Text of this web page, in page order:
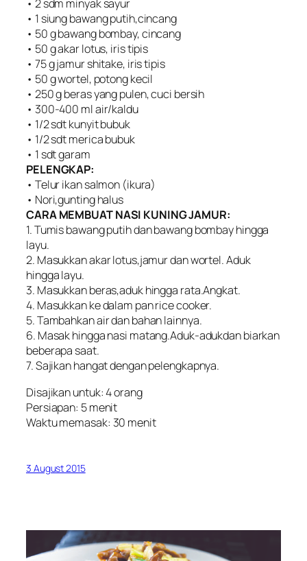
• 2 sdm minyak sayur
• 1 siung bawang putih,cincang
• 50 g bawang bombay, cincang
• 50 g akar lotus, iris tipis
• 75 g jamur shitake, iris tipis
• 50 g wortel, potong kecil
• 250 g beras yang pulen, cuci bersih
• 300-400 ml air/kaldu
• 1/2 sdt kunyit bubuk
• 1/2 sdt merica bubuk
• 1 sdt garam
PELENGKAP:
• Telur ikan salmon (ikura)
• Nori,gunting halus
CARA MEMBUAT NASI KUNING JAMUR:
1. Tumis bawang putih dan bawang bombay hingga
layu.
2. Masukkan akar lotus,jamur dan wortel. Aduk
hingga layu.
3. Masukkan beras,aduk hingga rata.Angkat.
4. Masukkan ke dalam pan rice cooker.
5. Tambahkan air dan bahan lainnya.
6. Masak hingga nasi matang.Aduk-adukdan biarkan
beberapa saat.
7. Sajikan hangat dengan pelengkapnya.
Disajikan untuk: 4 orang
Persiapan: 5 menit
Waktu memasak: 30 menit
3 August 2015